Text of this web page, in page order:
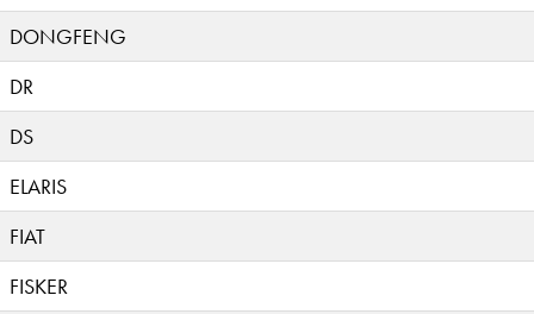
DONGFENG
DR
DS
ELARIS
FIAT
FISKER